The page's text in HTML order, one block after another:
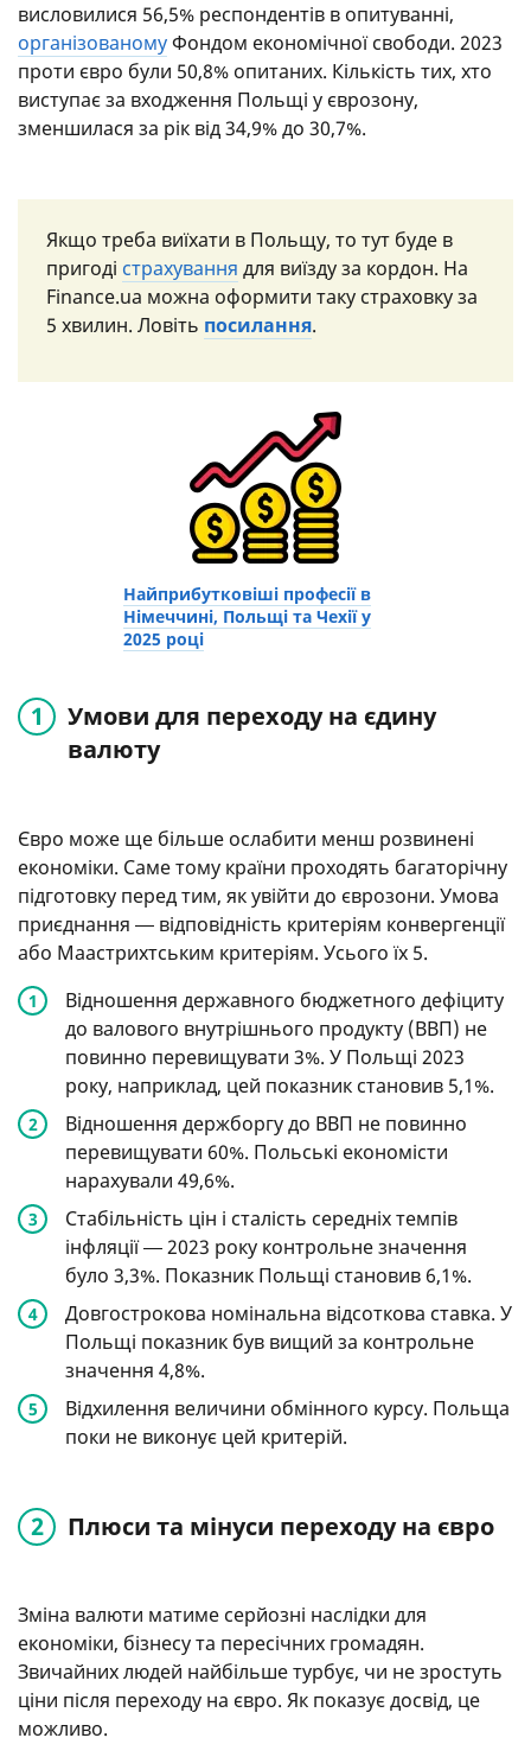
висловилися 56,5% респондентів в опитуванні,
організованомуФондом економічної свободи. 2023
проти євро були 50,8% опитаних. Кількість тих, хто
виступає за входження Польщі у єврозону,
зменшилася за рік від 34,9% до 30,7%.
Якщо треба виїхати в Польщу, то тут буде в
пригоді страхування для виїзду за кордон. На
Finance.ua можна оформити таку страховку за
5 хвилин. Ловіть посилання.
Найприбутковіші професії в
Німеччині, Польщі та Чехії у
2025 році
Умови для переходу на єдину
валюту
Євро може ще більше ослабити менш розвинені
економіки. Саме тому країни проходять багаторічну
підготовку перед тим, як увійти до єврозони. Умова
приєднання ― відповідність критеріям конвергенції
або Маастрихтським критеріям. Усього їх 5.
Відношення державного бюджетного дефіциту
до валового внутрішнього продукту (ВВП) не
повинно перевищувати 3%. У Польщі 2023
року, наприклад, цей показник становив 5,1%.
Відношення держборгу до ВВП не повинно
перевищувати 60%. Польські економісти
нарахували 49,6%.
Стабільність цін і сталість середніх темпів
інфляції ― 2023 року контрольне значення
було 3,3%. Показник Польщі становив 6,1%.
Довгострокова номінальна відсоткова ставка. У
Польщі показник був вищий за контрольне
значення 4,8%.
Відхилення величини обмінного курсу. Польща
поки не виконує цей критерій.
Плюси та мінуси переходу на євро
Зміна валюти матиме серйозні наслідки для
економіки, бізнесу та пересічних громадян.
Звичайних людей найбільше турбує, чи не зростуть
ціни після переходу на євро. Як показує досвід, це
можливо.